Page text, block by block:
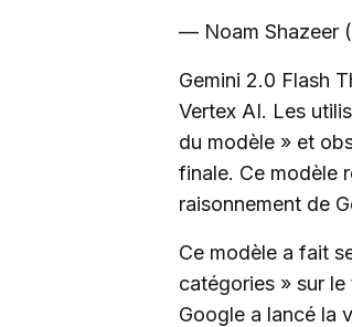
— Noam Shazeer
Gemini 2.0 Flash
Vertex AI. Les
du modèle » et
finale. Ce modèle
raisonnement de
Ce modèle a fait
catégories » sur
Google a lancé la